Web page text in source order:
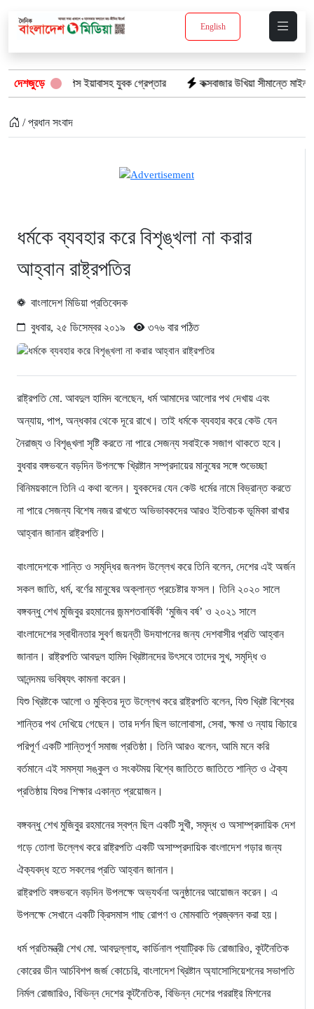
English
দেশজুড়ে
১৫ পিস ইয়াবাসহ যুবক গ্রেপ্তার কক্সবাজার উখিয়া সীমান্তে মাইন
/ প্রধান সংবাদ
ধর্মকে ব্যবহার করে বিশৃঙ্খলা না করার
আহ্বান রাষ্ট্রপতির
বাংলাদেশ মিডিয়া প্রতিবেদক
বুধবার, ২৫ ডিসেম্বর ২০১৯ ৩৭৬ বার পঠিত
রাষ্ট্রপতি মো. আবদুল হামিদ বলেছেন, ধর্ম আমাদের আলোর পথ দেখায় এবং
অন্যায়, পাপ, অন্ধকার থেকে দূরে রাখে। তাই ধর্মকে ব্যবহার করে কেউ যেন
নৈরাজ্য ও বিশৃঙ্খলা সৃষ্টি করতে না পারে সেজন্য সবাইকে সজাগ থাকতে হবে।
বুধবার বঙ্গভবনে বড়দিন উপলক্ষে খ্রিষ্টান সম্প্রদায়ের মানুষের সঙ্গে শুভেচ্ছা
বিনিময়কালে তিনি এ কথা বলেন। যুবকদের যেন কেউ ধর্মের নামে বিভ্রান্ত করতে
না পারে সেজন্য বিশেষ নজর রাখতে অভিভাবকদের আরও ইতিবাচক ভূমিকা রাখার
আহ্বান জানান রাষ্ট্রপতি।
বাংলাদেশকে শান্তি ও সমৃদ্ধির জনপদ উল্লেখ করে তিনি বলেন, দেশের এই অর্জন
সকল জাতি, ধর্ম, বর্ণের মানুষের অক্লান্ত প্রচেষ্টার ফসল। তিনি ২০২০ সালে
বঙ্গবন্ধু শেখ মুজিবুর রহমানের জন্মশতবার্ষিকী ‘মুজিব বর্ষ’ ও ২০২১ সালে
বাংলাদেশের স্বাধীনতার সুবর্ণ জয়ন্তী উদযাপনের জন্য দেশবাসীর প্রতি আহ্বান
জানান। রাষ্ট্রপতি আবদুল হামিদ খ্রিষ্টানদের উৎসবে তাদের সুখ, সমৃদ্ধি ও
আনন্দময় ভবিষ্যৎ কামনা করেন।
যিশু খ্রিষ্টকে আলো ও মুক্তির দূত উল্লেখ করে রাষ্ট্রপতি বলেন, যিশু খ্রিষ্ট বিশ্বের
শান্তির পথ দেখিয়ে গেছেন। তার দর্শন ছিল ভালোবাসা, সেবা, ক্ষমা ও ন্যায় বিচারে
পরিপূর্ণ একটি শান্তিপূর্ণ সমাজ প্রতিষ্ঠা। তিনি আরও বলেন, আমি মনে করি
বর্তমানে এই সমস্যা সঙ্কুল ও সংকটময় বিশ্বে জাতিতে জাতিতে শান্তি ও ঐক্য
প্রতিষ্ঠায় যিশুর শিক্ষার একান্ত প্রয়োজন।
বঙ্গবন্ধু শেখ মুজিবুর রহমানের স্বপ্ন ছিল একটি সুখী, সমৃদ্ধ ও অসাম্প্রদায়িক দেশ
গড়ে তোলা উল্লেখ করে রাষ্ট্রপতি একটি অসাম্প্রদায়িক বাংলাদেশ গড়ার জন্য
ঐক্যবদ্ধ হতে সকলের প্রতি আহ্বান জানান।
রাষ্ট্রপতি বঙ্গভবনে বড়দিন উপলক্ষে অভ্যর্থনা অনুষ্ঠানের আয়োজন করেন। এ
উপলক্ষে সেখানে একটি ক্রিসমাস গাছ রোপণ ও মোমবাতি প্রজ্বলন করা হয়।
ধর্ম প্রতিমন্ত্রী শেখ মো. আবদুল্লাহ, কার্ডিনাল প্যাট্রিক ডি রোজারিও, কূটনৈতিক
কোরের ডীন আর্চবিশপ জর্জ কোচেরি, বাংলাদেশ খ্রিষ্টান অ্যাসোসিয়েশনের সভাপতি
নির্মল রোজারিও, বিভিন্ন দেশের কূটনৈতিক, বিভিন্ন দেশের পররাষ্ট্র মিশনের